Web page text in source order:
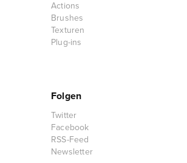
Actions
Brushes
Texturen
Plug-ins
Folgen
Twitter
Facebook
RSS-Feed
Newsletter